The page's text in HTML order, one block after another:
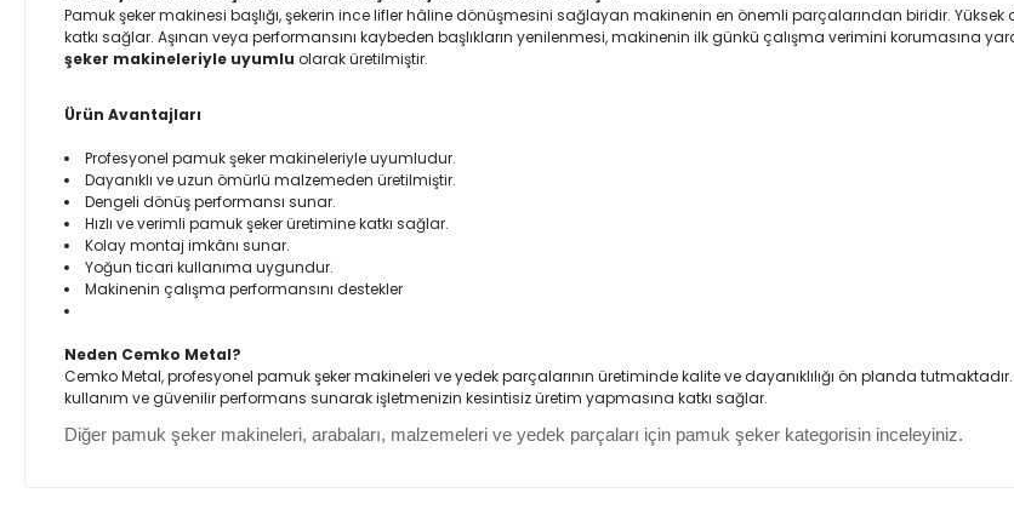
Pamuk şeker makinesi başlığı, şekerin ince lifler hâline dönüşmesini sağlayan makinenin en önemli parçalarından biridir.
katkı sağlar. Aşınan veya performansını kaybeden başlıkların yenilenmesi, makinenin ilk günkü çalışma verimini korumasına
şeker makineleriyle uyumlu olarak üretilmiştir.
Ürün Avantajları
Profesyonel pamuk şeker makineleriyle uyumludur.
Dayanıklı ve uzun ömürlü malzemeden üretilmiştir.
Dengeli dönüş performansı sunar.
Hızlı ve verimli pamuk şeker üretimine katkı sağlar.
Kolay montaj imkânı sunar.
Yoğun ticari kullanıma uygundur.
Makinenin çalışma performansını destekler
Neden Cemko Metal?
Cemko Metal, profesyonel pamuk şeker makineleri ve yedek parçalarının üretiminde kalite ve dayanıklılığı ön planda
kullanım ve güvenilir performans sunarak işletmenizin kesintisiz üretim yapmasına katkı sağlar.
Diğer pamuk şeker makineleri, arabaları, malzemeleri ve yedek parçaları için pamuk şeker kategorisin inceleyiniz.